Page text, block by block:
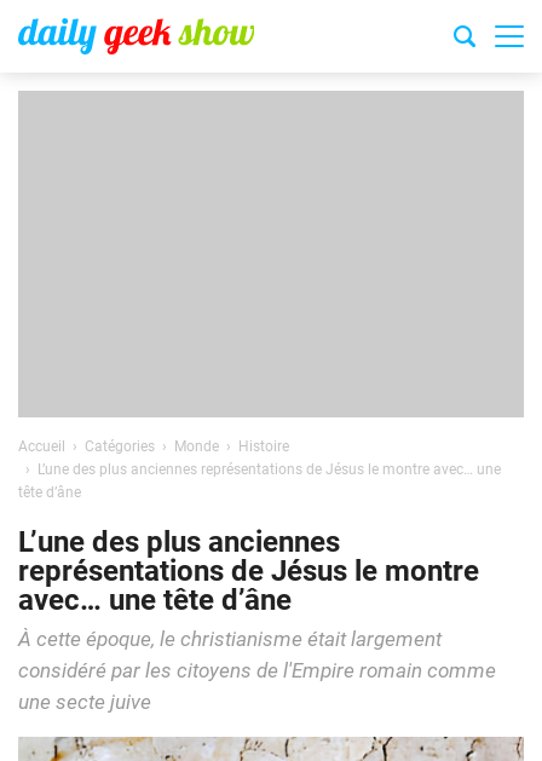
Accueil Catégories Monde
Histoire
L’une des plus anciennes représentations de Jésus le montre avec… une
tête d’âne
L’une des plus anciennes
représentations de Jésus le montre
avec… une tête d’âne
À cette époque, le christianisme était largement
considéré par les citoyens de l'Empire romain comme
une secte juive